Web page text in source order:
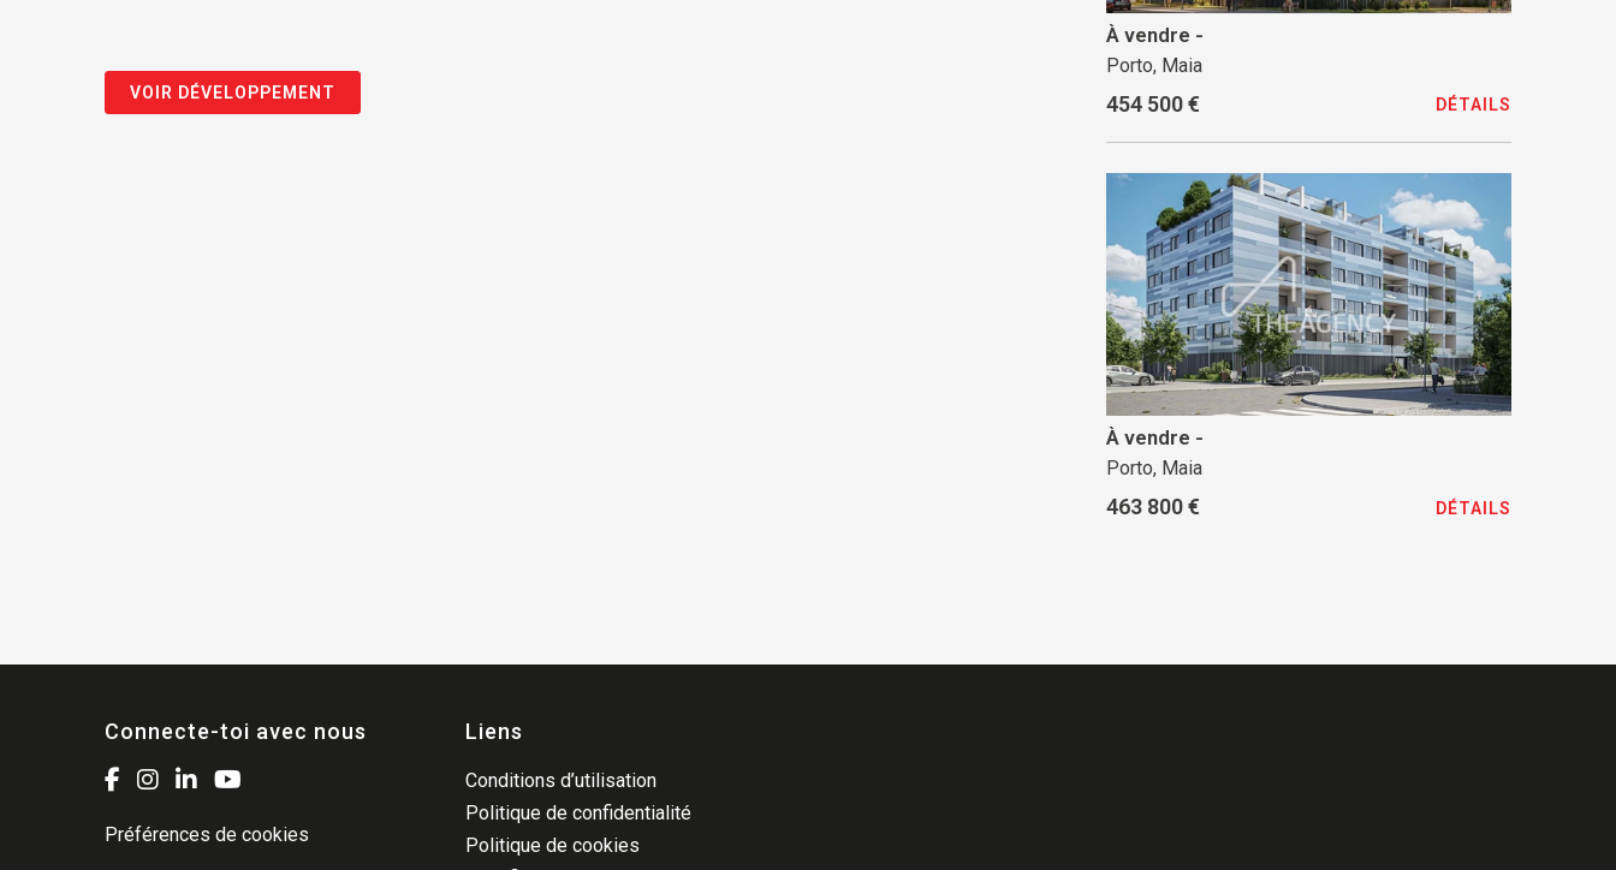
VOIR DÉVELOPPEMENT
À vendre -
Porto, Maia
454 500 € DÉTAILS
À vendre -
Porto, Maia
463 800 € DÉTAILS
Connecte-toi avec nous
Préférences de cookies
Liens
Conditions d’utilisation
Politique de confidentialité
Politique de cookies